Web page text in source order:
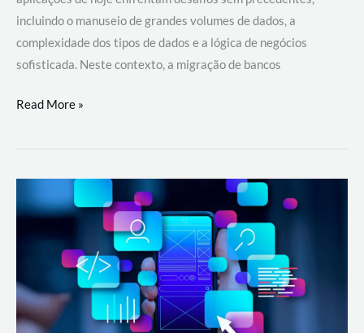
incluindo o manuseio de grandes volumes de dados, a
complexidade dos tipos de dados e a lógica de negócios
sofisticada. Neste contexto, a migração de bancos
Por
migrar
de
a
AWS?
Read More »